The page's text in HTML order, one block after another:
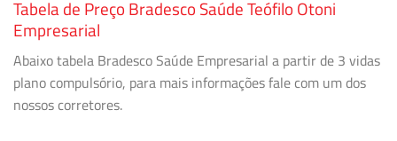
Tabela de Preço Bradesco Saúde Teófilo Otoni
Empresarial
Abaixo tabela Bradesco Saúde Empresarial a partir de 3 vidas
plano compulsório, para mais informações fale com um dos
nossos corretores.